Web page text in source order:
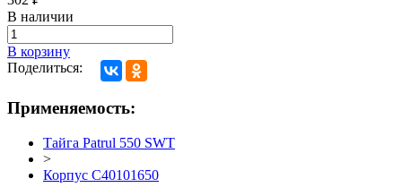
В наличии
В корзину
Поделиться:
Применяемость:
Тайга Patrul 550 SWT
>
Корпус С40101650